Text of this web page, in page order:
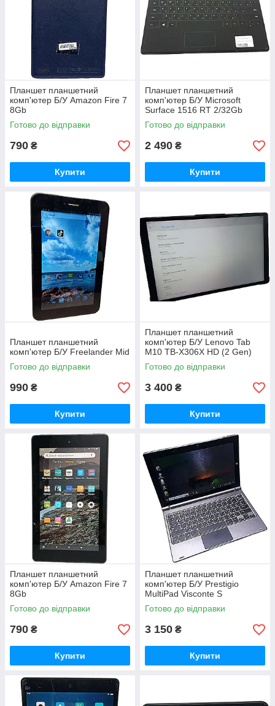
Планшет планшетний
комп'ютер Б/У Amazon Fire 7
8Gb
Готово до відправки
790 ₴
Купити
Планшет планшетний
комп'ютер Б/У Microsoft
Surface 1516 RT 2/32Gb
Готово до відправки
2 490 ₴
Купити
Планшет планшетний
комп'ютер Б/У Freelander Mid
Готово до відправки
990 ₴
Купити
Планшет планшетний
комп'ютер Б/У Lenovo Tab
M10 TB-X306X HD (2 Gen)
2/32 GB LTE
Готово до відправки
3 400 ₴
Купити
Планшет планшетний
комп'ютер Б/У Amazon Fire 7
8Gb
Готово до відправки
790 ₴
Купити
Планшет планшетний
комп'ютер Б/У Prestigio
MultiPad Visconte S
Готово до відправки
3 150 ₴
Купити